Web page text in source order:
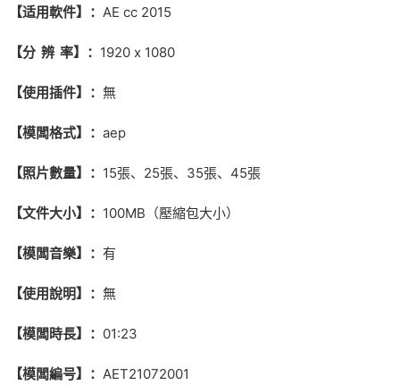
【适用軟件】： AE cc 2015
【分 辨 率】： 1920 x 1080
【使用插件】： 無
【模闆格式】： aep
【照片數量】： 15張、25張、35張、45張
【文件大小】： 100MB（壓縮包大小）
【模闆音樂】： 有
【使用說明】： 無
【模闆時長】： 01:23
【模闆編号】： AET21072001